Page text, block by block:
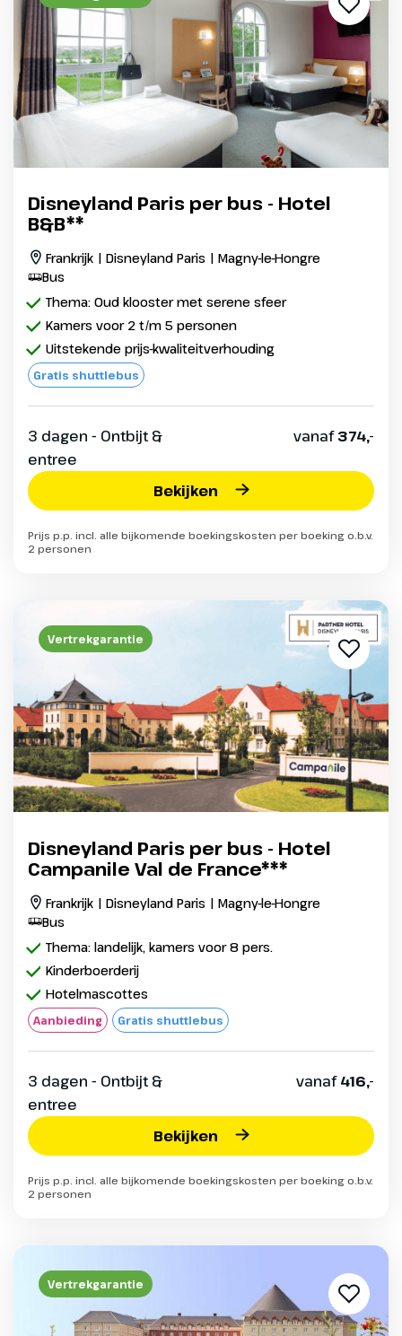
Disneyland Paris per bus - Hotel
B&B**
Frankrijk | Disneyland Paris | Magny-le-Hongre
Bus
Thema: Oud klooster met serene sfeer
Kamers voor 2 t/m 5 personen
Uitstekende prijs-kwaliteitverhouding
Gratis shuttlebus
3 dagen - Ontbijt &
entree
vanaf374,-
Bekijken
Prijs p.p. incl. alle bijkomende boekingskosten per boeking o.b.v.
2 personen
Vertrekgarantie
Disneyland Paris per bus - Hotel
Campanile Val de France***
Frankrijk | Disneyland Paris | Magny-le-Hongre
Bus
Thema: landelijk, kamers voor 8 pers.
Kinderboerderij
Hotelmascottes
Aanbieding Gratis shuttlebus
3 dagen - Ontbijt &
entree
vanaf416,-
Bekijken
Prijs p.p. incl. alle bijkomende boekingskosten per boeking o.b.v.
2 personen
Vertrekgarantie